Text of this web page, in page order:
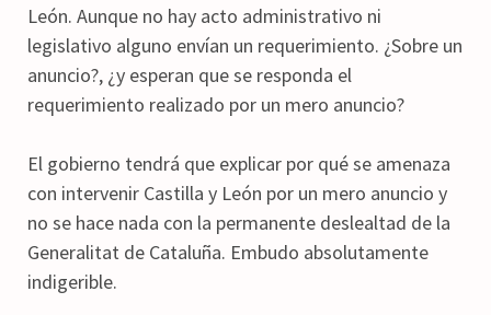
León. Aunque no hay acto administrativo ni
legislativo alguno envían un requerimiento. ¿Sobre un
anuncio?, ¿y esperan que se responda el
requerimiento realizado por un mero anuncio?
El gobierno tendrá que explicar por qué se amenaza
con intervenir Castilla y León por un mero anuncio y
no se hace nada con la permanente deslealtad de la
Generalitat de Cataluña. Embudo absolutamente
indigerible.